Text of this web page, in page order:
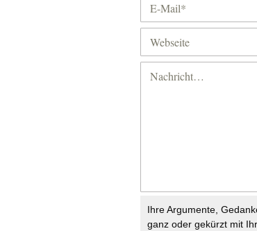
Ihre Argumente,
ganz oder gekürzt mit